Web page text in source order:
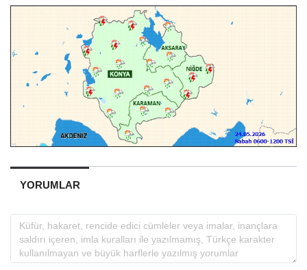
YORUMLAR